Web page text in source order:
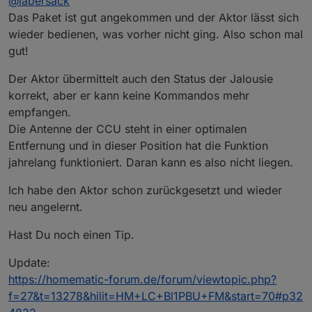
gemeint, nur als Info, dass die Post offensichtlich
bei Päckchen keine Briefmarken mehr haben will.
Warum auch immer. :man-shrugging:
Das Paket ist gut angekommen und der Aktor lässt sich
wieder bedienen, was vorher nicht ging. Also schon mal
gut!
Der Aktor übermittelt auch den Status der Jalousie
korrekt, aber er kann keine Kommandos mehr
empfangen.
Die Antenne der CCU steht in einer optimalen
Entfernung und in dieser Position hat die Funktion
jahrelang funktioniert. Daran kann es also nicht liegen.
Ich habe den Aktor schon zurückgesetzt und wieder
neu angelernt.
Hast Du noch einen Tip.
Update:
https://homematic-forum.de/forum/viewtopic.php?
f=27&t=13278&hilit=HM+LC+Bl1PBU+FM&start=70#p32